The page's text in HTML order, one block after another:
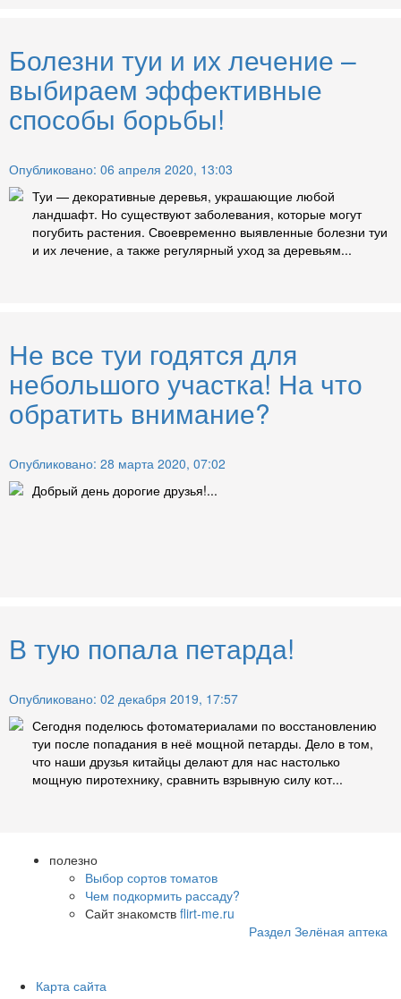
Болезни туи и их лечение –
выбираем эффективные
способы борьбы!
Опубликовано: 06 апреля 2020, 13:03
Туи — декоративные деревья, украшающие любой
ландшафт. Но существуют заболевания, которые могут
погубить растения. Своевременно выявленные болезни туи
и их лечение, а также регулярный уход за деревьям...
Не все туи годятся для
небольшого участка! На что
обратить внимание?
Опубликовано: 28 марта 2020, 07:02
Добрый день дорогие друзья!...
В тую попала петарда!
Опубликовано: 02 декабря 2019, 17:57
Сегодня поделюсь фотоматериалами по восстановлению
туи после попадания в неё мощной петарды. Дело в том,
что наши друзья китайцы делают для нас настолько
мощную пиротехнику, сравнить взрывную силу кот...
полезно
Выбор сортов томатов
Чем подкормить рассаду?
Сайт знакомств flirt-me.ru
Раздел Зелёная аптека
Карта сайта